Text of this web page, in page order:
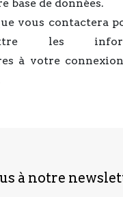
base de données.
vous contactera
les
à votre
à notre